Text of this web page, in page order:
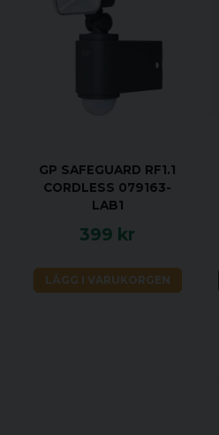
GP SAFEGUARD RF1.1
CORDLESS 079163-
LAB1
399 kr
LÄGG I VARUKORGEN